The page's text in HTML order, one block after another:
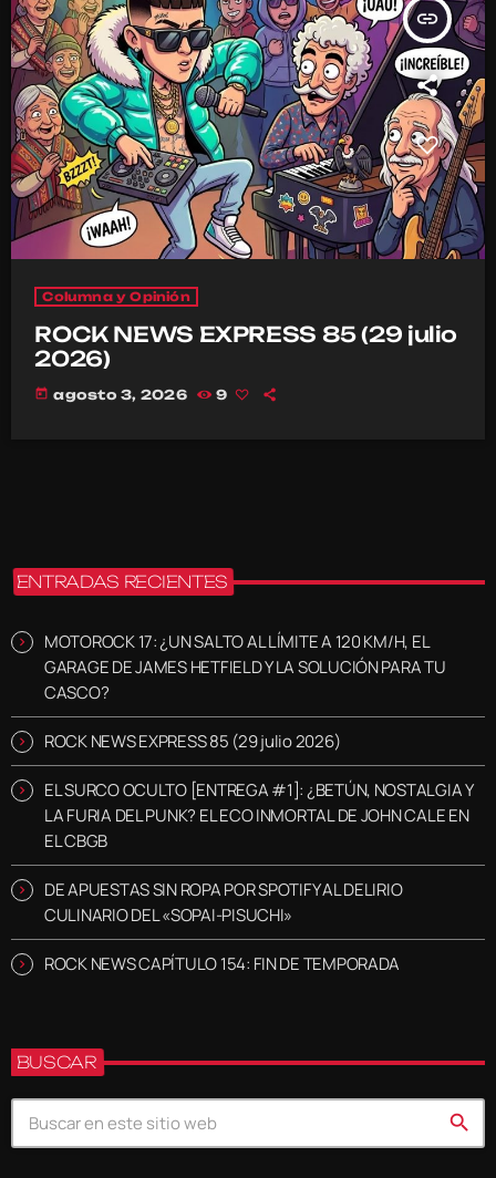
insert_link
Columna y Opinión
ROCK NEWS EXPRESS 85 (29 julio
2026)
today agosto 3, 2026 9
ENTRADAS RECIENTES
MOTOROCK 17: ¿UN SALTO AL LÍMITE A 120 KM/H, EL
GARAGE DE JAMES HETFIELD Y LA SOLUCIÓN PARA TU
CASCO?
ROCK NEWS EXPRESS 85 (29 julio 2026)
EL SURCO OCULTO [ENTREGA #1]: ¿BETÚN, NOSTALGIA Y
LA FURIA DEL PUNK? EL ECO INMORTAL DE JOHN CALE EN
EL CBGB
DE APUESTAS SIN ROPA POR SPOTIFY AL DELIRIO
CULINARIO DEL «SOPAI-PISUCHI»
ROCK NEWS CAPÍTULO 154: FIN DE TEMPORADA
BUSCAR
search